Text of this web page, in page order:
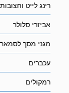
רינג לייט וחצובות
אביזרי סלולר
מגני מסך
עכברים
רמקולים